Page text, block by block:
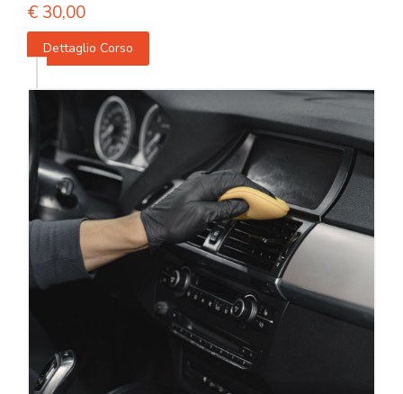
€ 30,00
Dettaglio Corso